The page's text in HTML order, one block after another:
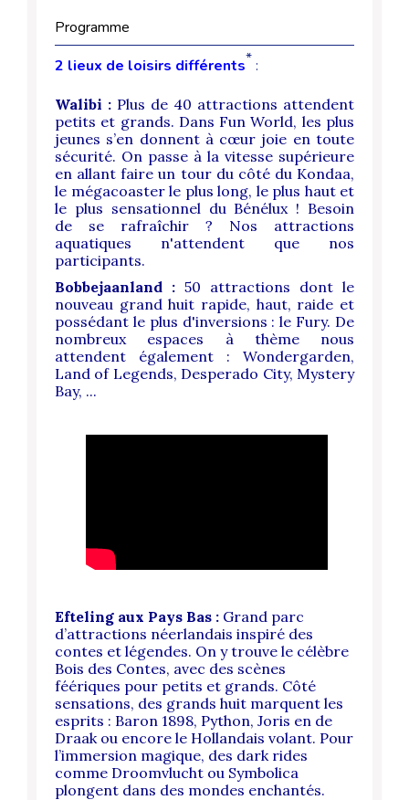
Programme
2 lieux de loisirs différents*:
Walibi : Plus de 40 attractions attendent
petits et grands. Dans Fun World, les plus
jeunes s’en donnent à cœur joie en toute
sécurité. On passe à la vitesse supérieure
en allant faire un tour du côté du Kondaa,
le mégacoaster le plus long, le plus haut et
le plus sensationnel du Bénélux ! Besoin
de se rafraîchir ? Nos attractions
aquatiques n'attendent que nos
participants.
Bobbejaanland : 50 attractions dont le
nouveau grand huit rapide, haut, raide et
possédant le plus d'inversions : le Fury. De
nombreux espaces à thème nous
attendent également : Wondergarden,
Land of Legends, Desperado City, Mystery
Bay, ...
Efteling aux Pays Bas : Grand parc
d’attractions néerlandais inspiré des
contes et légendes. On y trouve le célèbre
Bois des Contes, avec des scènes
féériques pour petits et grands. Côté
sensations, des grands huit marquent les
esprits : Baron 1898, Python, Joris en de
Draak ou encore le Hollandais volant. Pour
l’immersion magique, des dark rides
comme Droomvlucht ou Symbolica
plongent dans des mondes enchantés.